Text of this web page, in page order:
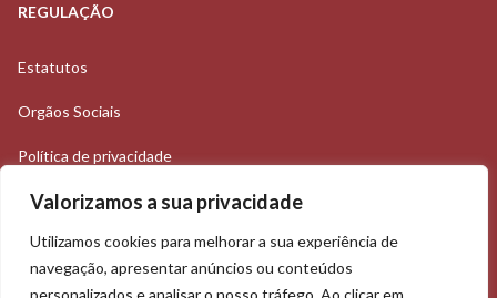
Valorizamos a sua privacidade
Utilizamos cookies para melhorar a sua experiência de
navegação, apresentar anúncios ou conteúdos
personalizados e analisar o nosso tráfego. Ao clicar em
REGULAÇÃO
Estatutos
Orgãos Sociais
Política de privacidade
Rua Abel Salazar, 37B